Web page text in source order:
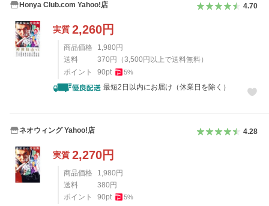
Honya Club.com Yahoo!店 4.70
実質 2,260円
商品価格 1,980 円
送料
370 円 （3,500 円以上で送料無料）
ポイント
90pt 5%
最短2日以内にお届け（休業日を除く）
ネオウィング Yahoo!店 4.28
実質 2,270円
商品価格 1,980 円
送料
380 円
ポイント
90pt 5%